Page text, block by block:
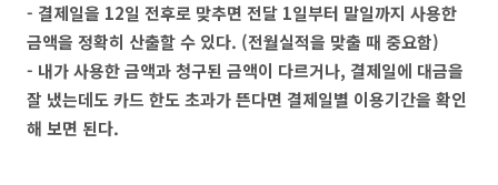
- 결제일을 12일 전후로 맞추면 전달 1일부터 말일까지 사용한
금액을 정확히 산출할 수 있다. (전월실적을 맞출 때 중요함)
- 내가 사용한 금액과 청구된 금액이 다르거나, 결제일에 대금을
잘 냈는데도 카드 한도 초과가 뜬다면 결제일별 이용기간을 확인
해 보면 된다.